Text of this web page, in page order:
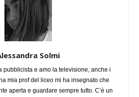
Solmi
pubblicista e amo la televisione, anche i
mia prof del liceo mi ha insegnato che
aperta e guardare sempre tutto. C’è un